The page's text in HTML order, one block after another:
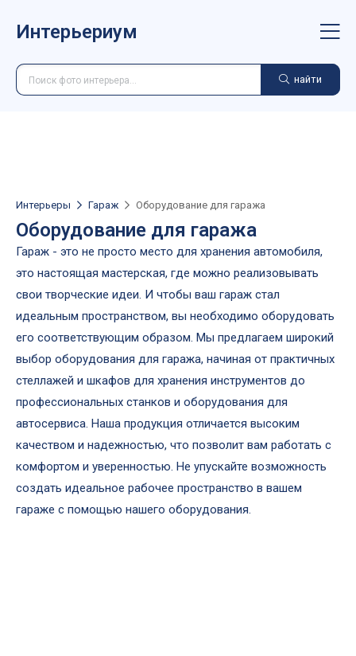
Интерьериум
найти
Интерьеры Гараж Оборудование для гаража
Оборудование для гаража
Гараж - это не просто место для хранения автомобиля,
это настоящая мастерская, где можно реализовывать
свои творческие идеи. И чтобы ваш гараж стал
идеальным пространством, вы необходимо оборудовать
его соответствующим образом. Мы предлагаем широкий
выбор оборудования для гаража, начиная от практичных
стеллажей и шкафов для хранения инструментов до
профессиональных станков и оборудования для
автосервиса. Наша продукция отличается высоким
качеством и надежностью, что позволит вам работать с
комфортом и уверенностью. Не упускайте возможность
создать идеальное рабочее пространство в вашем
гараже с помощью нашего оборудования.